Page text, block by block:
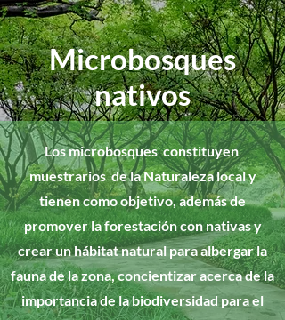
Microbosques
nativos
Los microbosques constituyen
muestrarios de la Naturaleza local y
tienen como objetivo, además de
promover la forestación con nativas y
crear un hábitat natural para albergar la
fauna de la zona, concientizar acerca de la
importancia de la biodiversidad para el